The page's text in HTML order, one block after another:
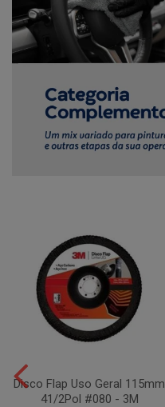
Disco Flap Uso Geral 115mm
41/2Pol #080 - 3M